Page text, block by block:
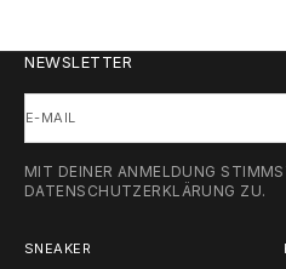
NEWSLETTER
E-MAIL
MIT DEINER ANMELDUNG
DATENSCHUTZERKLÄRUNG ZU.
SNEAKER